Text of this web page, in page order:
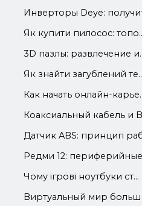
Инверторы Deye:
Як купити пилосос:
3D пазлы: развлечение
Як знайти загублений
Как начать онлайн-
Коаксиальный кабель и
Датчик ABS: принцип
Редми 12: периферийные
Чому ігрові ноутбуки ст...
Виртуальный мир